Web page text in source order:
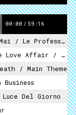
00:00 / 59:16
Professionnel - Royal Canin
/ Version Générique
/ Main Theme
Business
Del Giorno